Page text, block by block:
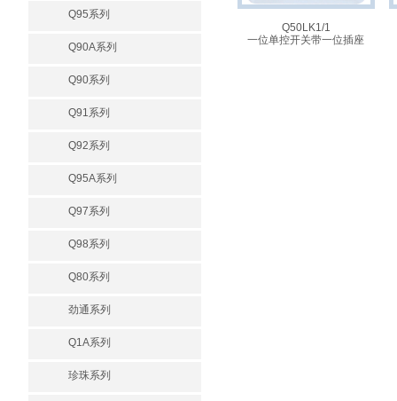
Q95系列
Q90A系列
Q90系列
Q91系列
Q92系列
Q95A系列
Q97系列
Q98系列
Q80系列
劲通系列
Q1A系列
珍珠系列
Q50LK1/1
一位单控开关带一位插座